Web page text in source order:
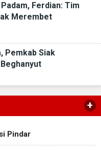
Ferdian: Tim
Merembet
Pemkab Siak
+
Pindar